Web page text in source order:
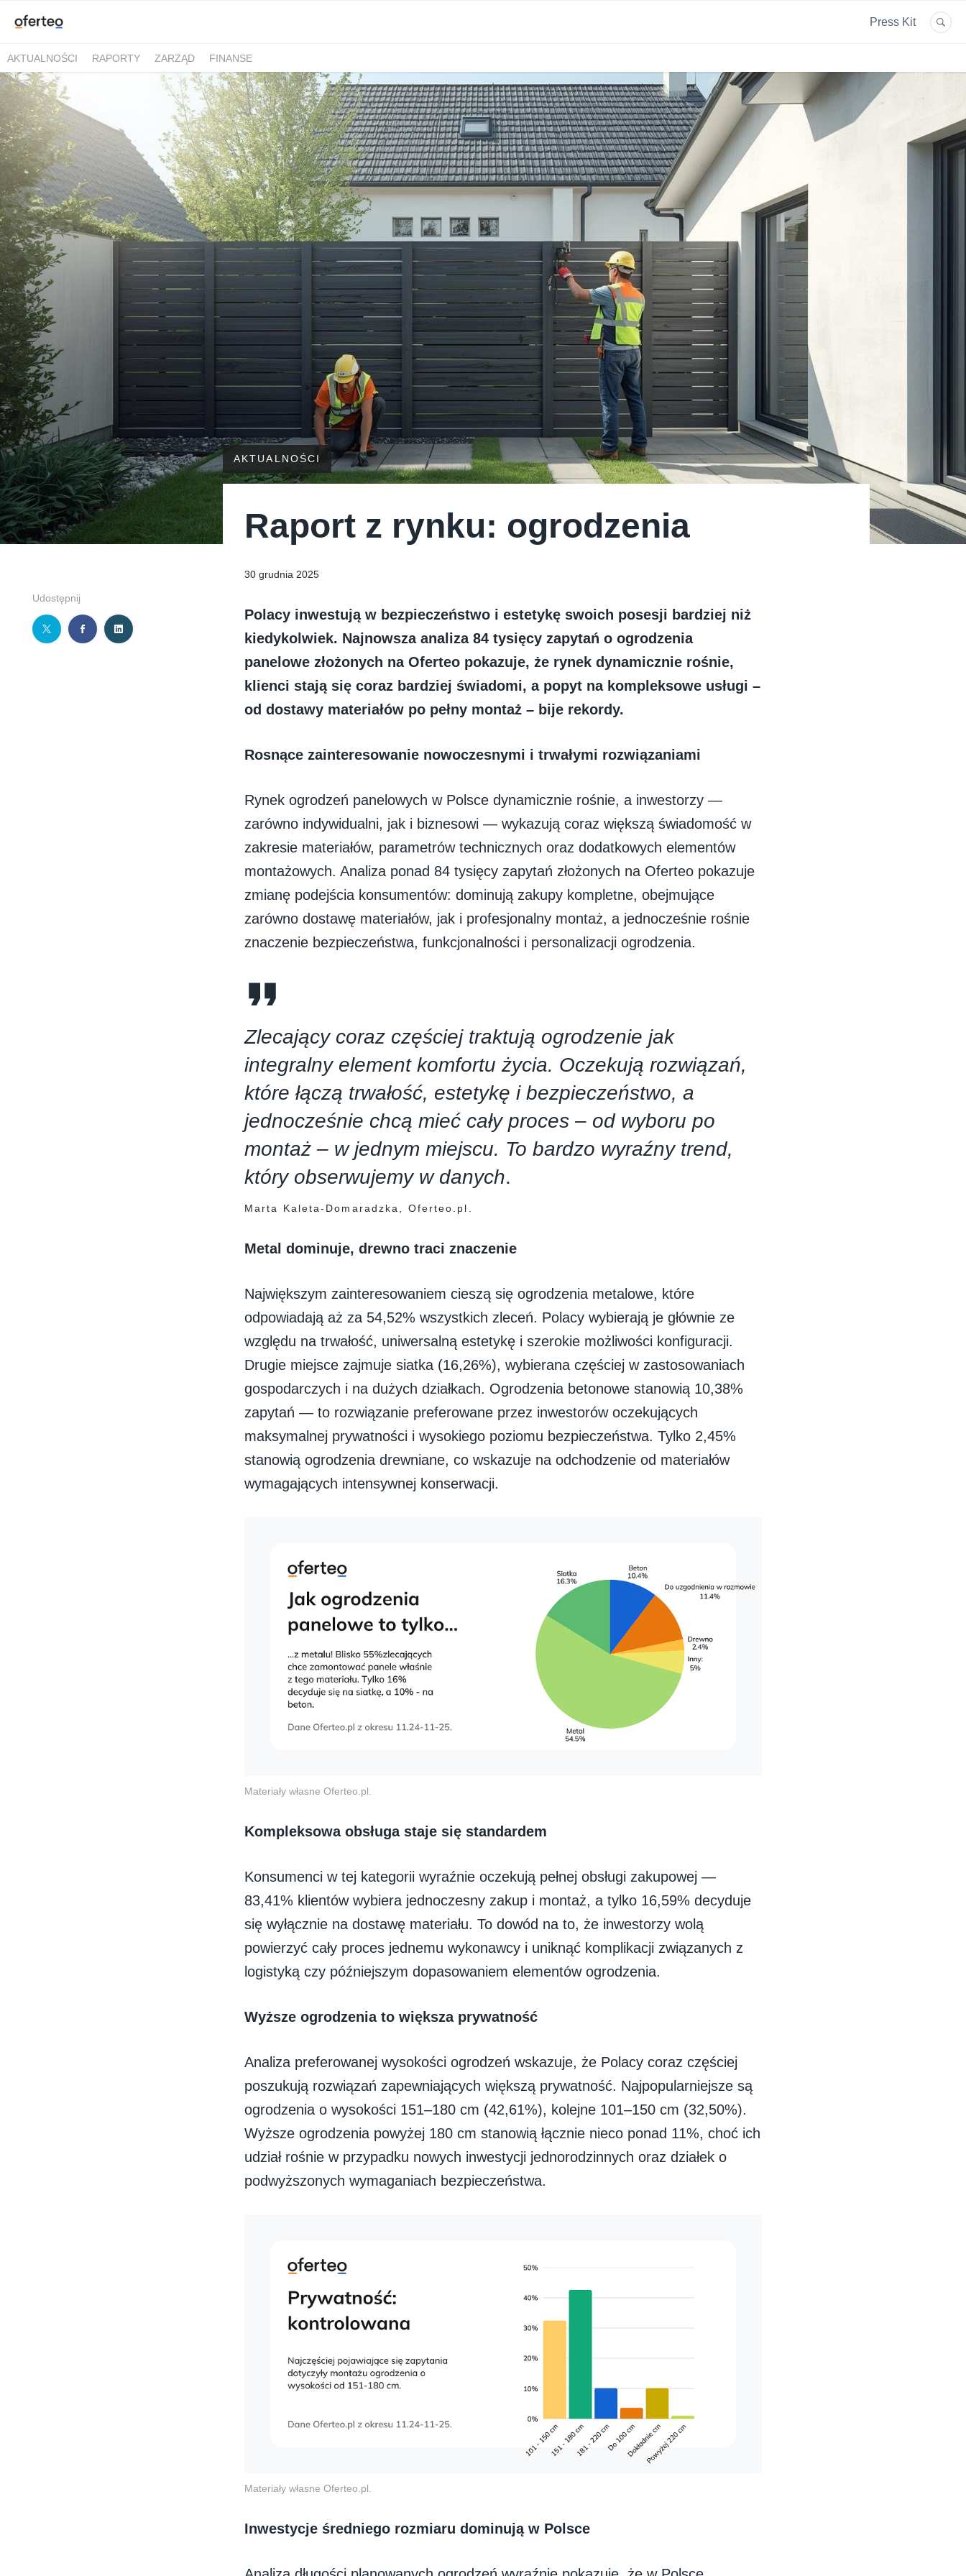
Press Kit
AKTUALNOŚCI RAPORTY ZARZĄD FINANSE
Udostępnij
AKTUALNOŚCI
Raport z rynku: ogrodzenia
30 grudnia 2025
Polacy inwestują w bezpieczeństwo i estetykę swoich posesji bardziej niż
kiedykolwiek. Najnowsza analiza 84 tysięcy zapytań o ogrodzenia
panelowe złożonych na Oferteo pokazuje, że rynek dynamicznie rośnie,
klienci stają się coraz bardziej świadomi, a popyt na kompleksowe usługi –
od dostawy materiałów po pełny montaż – bije rekordy.
Rosnące zainteresowanie nowoczesnymi i trwałymi rozwiązaniami
Rynek ogrodzeń panelowych w Polsce dynamicznie rośnie, a inwestorzy —
zarówno indywidualni, jak i biznesowi — wykazują coraz większą świadomość w
zakresie materiałów, parametrów technicznych oraz dodatkowych elementów
montażowych. Analiza ponad 84 tysięcy zapytań złożonych na Oferteo pokazuje
zmianę podejścia konsumentów: dominują zakupy kompletne, obejmujące
zarówno dostawę materiałów, jak i profesjonalny montaż, a jednocześnie rośnie
znaczenie bezpieczeństwa, funkcjonalności i personalizacji ogrodzenia.
Zlecający coraz częściej traktują ogrodzenie jak
integralny element komfortu życia. Oczekują rozwiązań,
które łączą trwałość, estetykę i bezpieczeństwo, a
jednocześnie chcą mieć cały proces – od wyboru po
montaż – w jednym miejscu. To bardzo wyraźny trend,
który obserwujemy w danych.
Marta Kaleta-Domaradzka, Oferteo.pl.
Metal dominuje, drewno traci znaczenie
Największym zainteresowaniem cieszą się ogrodzenia metalowe, które
odpowiadają aż za 54,52% wszystkich zleceń. Polacy wybierają je głównie ze
względu na trwałość, uniwersalną estetykę i szerokie możliwości konfiguracji.
Drugie miejsce zajmuje siatka (16,26%), wybierana częściej w zastosowaniach
gospodarczych i na dużych działkach. Ogrodzenia betonowe stanowią 10,38%
zapytań — to rozwiązanie preferowane przez inwestorów oczekujących
maksymalnej prywatności i wysokiego poziomu bezpieczeństwa. Tylko 2,45%
stanowią ogrodzenia drewniane, co wskazuje na odchodzenie od materiałów
wymagających intensywnej konserwacji.
Materiały własne Oferteo.pl.
Kompleksowa obsługa staje się standardem
Konsumenci w tej kategorii wyraźnie oczekują pełnej obsługi zakupowej —
83,41% klientów wybiera jednoczesny zakup i montaż, a tylko 16,59% decyduje
się wyłącznie na dostawę materiału. To dowód na to, że inwestorzy wolą
powierzyć cały proces jednemu wykonawcy i uniknąć komplikacji związanych z
logistyką czy późniejszym dopasowaniem elementów ogrodzenia.
Wyższe ogrodzenia to większa prywatność
Analiza preferowanej wysokości ogrodzeń wskazuje, że Polacy coraz częściej
poszukują rozwiązań zapewniających większą prywatność. Najpopularniejsze są
ogrodzenia o wysokości 151–180 cm (42,61%), kolejne 101–150 cm (32,50%).
Wyższe ogrodzenia powyżej 180 cm stanowią łącznie nieco ponad 11%, choć ich
udział rośnie w przypadku nowych inwestycji jednorodzinnych oraz działek o
podwyższonych wymaganiach bezpieczeństwa.
Materiały własne Oferteo.pl.
Inwestycje średniego rozmiaru dominują w Polsce